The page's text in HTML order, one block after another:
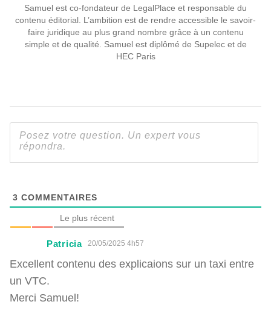
Samuel est co-fondateur de LegalPlace et responsable du
contenu éditorial. L’ambition est de rendre accessible le savoir-
faire juridique au plus grand nombre grâce à un contenu
simple et de qualité. Samuel est diplômé de Supelec et de
HEC Paris
3 COMMENTAIRES
Le plus récent
Patricia 20/05/2025 4h57
Excellent contenu des explicaions sur un taxi entre
un VTC.
Merci Samuel!